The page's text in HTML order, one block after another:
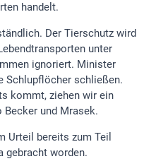
handelt.
Der Tierschutz wird
unter
ignoriert. Minister
Schlupflöcher schließen.
kommt, ziehen wir ein
Becker und Mrasek.
Urteil bereits zum Teil
gebracht worden.